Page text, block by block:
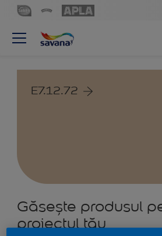
E7.12.72
Găsește produsul
proiectul tău